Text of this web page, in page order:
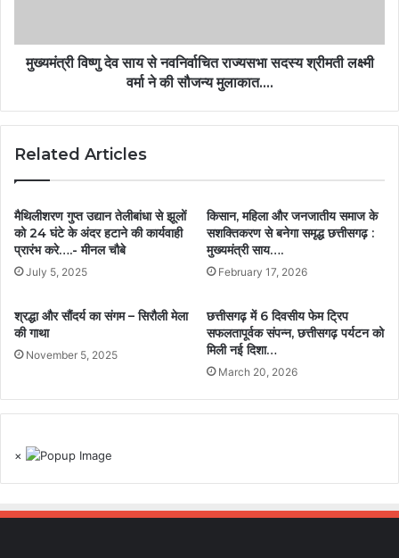
मुख्यमंत्री विष्णु देव साय से नवनिर्वाचित राज्यसभा सदस्य श्रीमती लक्ष्मी
वर्मा ने की सौजन्य मुलाकात….
Related Articles
मैथिलीशरण गुप्त उद्यान तेलीबांधा से झूलों
को 24 घंटे के अंदर हटाने की कार्यवाही
प्रारंभ करे….- मीनल चौबे
July 5, 2025
किसान, महिला और जनजातीय समाज के
सशक्तिकरण से बनेगा समृद्ध छत्तीसगढ़ :
मुख्यमंत्री साय….
February 17, 2026
श्रद्धा और सौंदर्य का संगम – सिरौली मेला
की गाथा
November 5, 2025
छत्तीसगढ़ में 6 दिवसीय फेम ट्रिप
सफलतापूर्वक संपन्न, छत्तीसगढ़ पर्यटन को
मिली नई दिशा…
March 20, 2026
×